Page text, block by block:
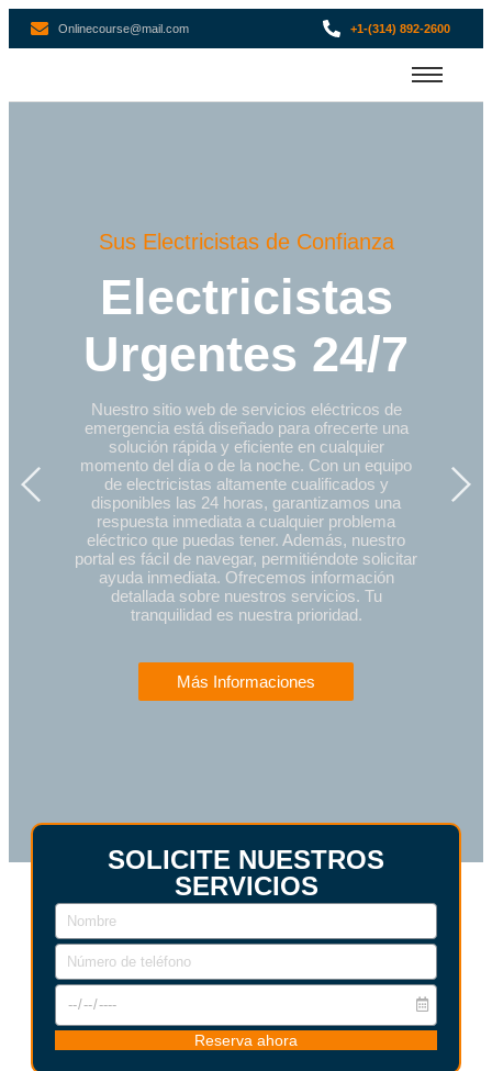
Onlinecourse@mail.com +1-(314) 892-2600
Sus Electricistas de Confianza
Electricistas
Urgentes 24/7
Nuestro sitio web de servicios eléctricos de
emergencia está diseñado para ofrecerte una
solución rápida y eficiente en cualquier
momento del día o de la noche. Con un equipo
de electricistas altamente cualificados y
disponibles las 24 horas, garantizamos una
respuesta inmediata a cualquier problema
eléctrico que puedas tener. Además, nuestro
portal es fácil de navegar, permitiéndote solicitar
ayuda inmediata. Ofrecemos información
detallada sobre nuestros servicios. Tu
tranquilidad es nuestra prioridad.
Más Informaciones
SOLICITE NUESTROS
SERVICIOS
Reserva ahora